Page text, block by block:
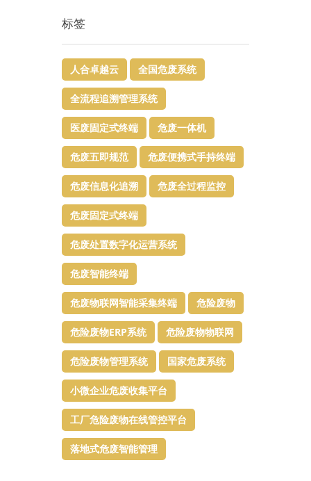
标签
人合卓越云 全国危废系统
全流程追溯管理系统
医废固定式终端 危废一体机
危废五即规范 危废便携式手持终端
危废信息化追溯 危废全过程监控
危废固定式终端
危废处置数字化运营系统
危废智能终端
危废物联网智能采集终端 危险废物
危险废物ERP系统 危险废物物联网
危险废物管理系统 国家危废系统
小微企业危废收集平台
工厂危险废物在线管控平台
落地式危废智能管理